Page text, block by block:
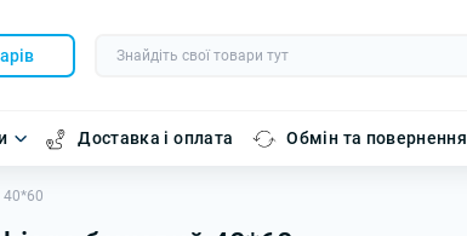
Доставка і оплата Обмін та повернення
40*60